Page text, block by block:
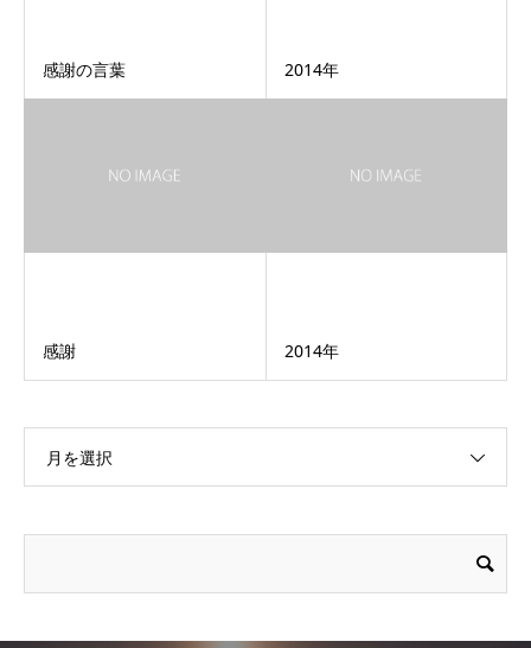
感謝の言葉 2014年
感謝 2014年
月を選択